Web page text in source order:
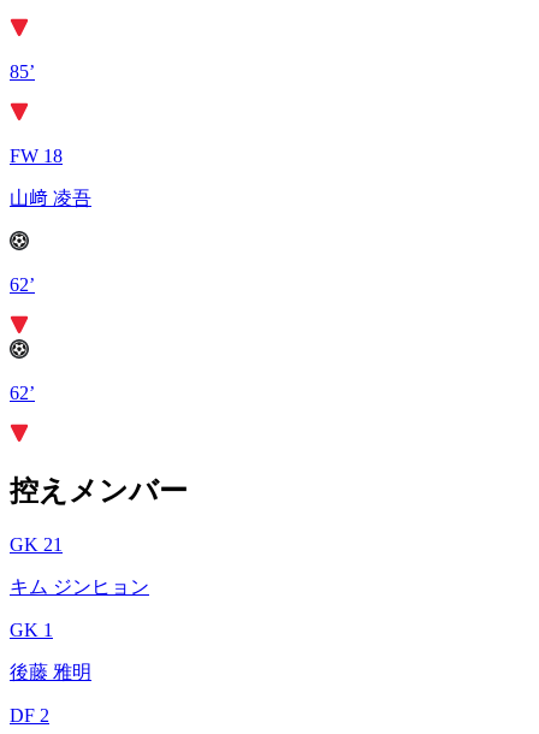
85’
FW 18
山﨑 凌吾
62’
62’
控えメンバー
GK 21
キム ジンヒョン
GK 1
後藤 雅明
DF 2